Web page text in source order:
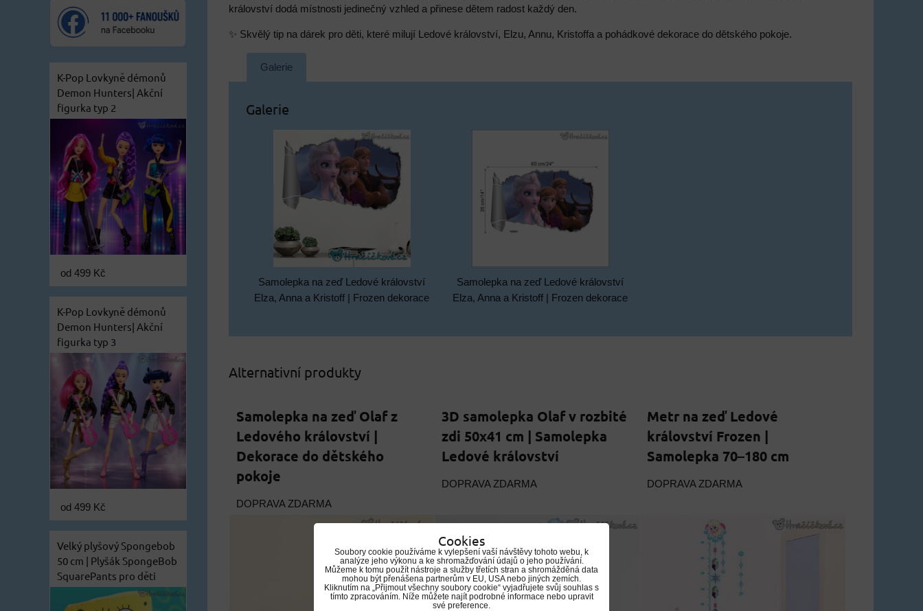
království dodá místnosti jedinečný vzhled a přinese dětem radost každý den.
✨ Skvělý tip na dárek pro děti, které milují Ledové království, Elzu, Annu, Kristoffa a pohádkové dekorace do dětského pokoje.
Galerie
Galerie
Samolepka na zeď Ledové království
Elza, Anna a Kristoff | Frozen dekorace
Samolepka na zeď Ledové království
Elza, Anna a Kristoff | Frozen dekorace
Alternativní produkty
Samolepka na zeď Olaf z
Ledového království |
Dekorace do dětského
pokoje
DOPRAVA ZDARMA
3D samolepka Olaf v rozbité
zdi 50x41 cm | Samolepka
Ledové království
DOPRAVA ZDARMA
Metr na zeď Ledové
království Frozen |
Samolepka 70–180 cm
DOPRAVA ZDARMA
K-Pop Lovkyně démonů
Demon Hunters| Akční
figurka typ 2
od 499 Kč
K-Pop Lovkyně démonů
Demon Hunters| Akční
figurka typ 3
od 499 Kč
Velký plyšový Spongebob
50 cm | Plyšák SpongeBob
SquarePants pro děti
Cookies
Soubory cookie používáme k vylepšení vaší návštěvy tohoto webu, k
analýze jeho výkonu a ke shromažďování údajů o jeho používání.
Můžeme k tomu použít nástroje a služby třetích stran a shromážděná data
mohou být přenášena partnerům v EU, USA nebo jiných zemích.
Kliknutím na „Přijmout všechny soubory cookie“ vyjadřujete svůj souhlas s
tímto zpracováním. Níže můžete najít podrobné informace nebo upravit
své preference.